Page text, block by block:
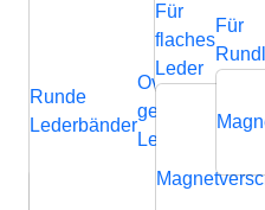
Runde
Lederbänder
Ovale
geflochtene
Lederbänder
Für
flaches
Leder
Für
Lederaccessoires
Bruges